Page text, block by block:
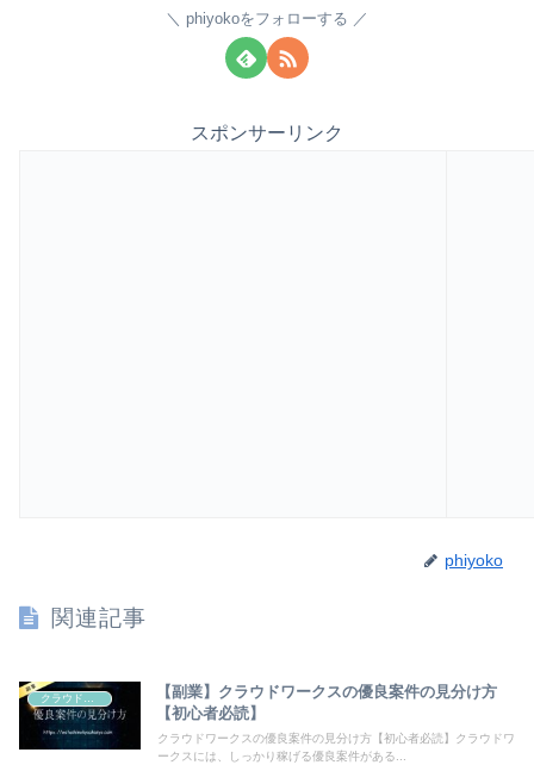
phiyokoをフォローする
スポンサーリンク
phiyoko
関連記事
【副業】クラウドワークスの優良案件の見分け方
【初心者必読】
クラウドワークスの優良案件の見分け方【初心者必読】クラウドワ
ークスには、しっかり稼げる優良案件がある...